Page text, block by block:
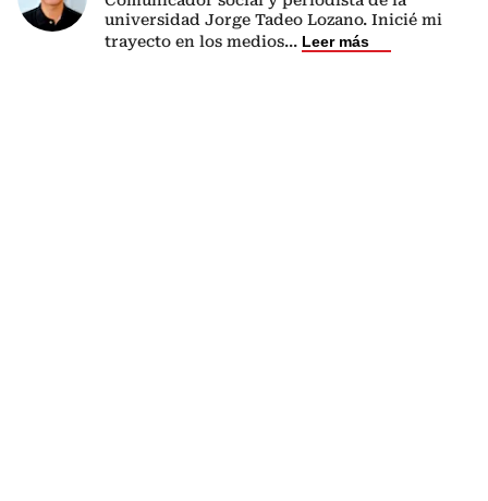
universidad Jorge Tadeo Lozano. Inicié mi
trayecto en los medios... Leer más